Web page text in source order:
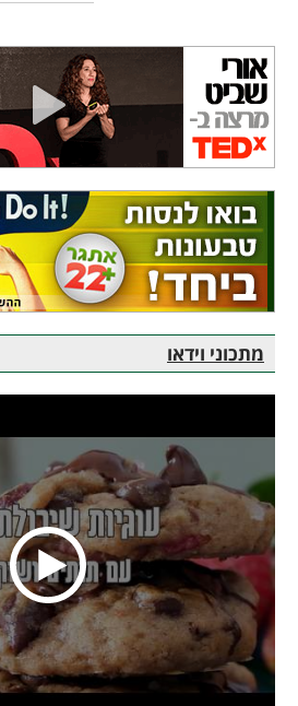
מתכוני וידאו